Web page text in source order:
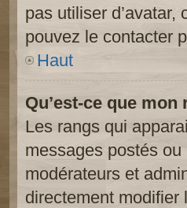
pas utiliser d’avatar,
pouvez le contacter
Haut
Qu’est-ce que
Les rangs qui
messages postés
modérateurs et
directement modifier